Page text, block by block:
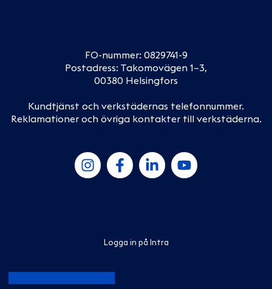
FO-nummer: 0829741-9
Postadress: Takomovägen 1–3,
00380 Helsingfors
Kundtjänst och verkstädernas telefonnummer.
Reklamationer och övriga kontakter till verkstäderna.
Logga in på Intra